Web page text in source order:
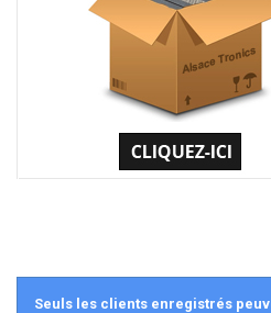
Seuls les clients enregistrés